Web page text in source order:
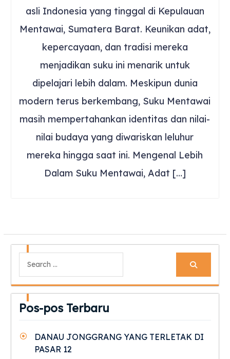
asli Indonesia yang tinggal di Kepulauan
Mentawai, Sumatera Barat. Keunikan adat,
kepercayaan, dan tradisi mereka
menjadikan suku ini menarik untuk
dipelajari lebih dalam. Meskipun dunia
modern terus berkembang, Suku Mentawai
masih mempertahankan identitas dan nilai-
nilai budaya yang diwariskan leluhur
mereka hingga saat ini. Mengenal Lebih
Dalam Suku Mentawai, Adat […]
Pos-pos Terbaru
DANAU JONGGRANG YANG TERLETAK DI
PASAR 12